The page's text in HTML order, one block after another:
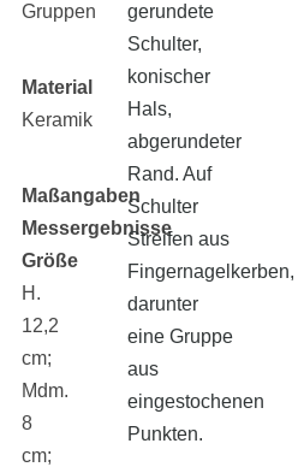
Gruppen
Material
Keramik
Maßangaben
Messergebnisse
Größe
H.
12,2
cm;
Mdm.
8
cm;
gerundete
Schulter,
konischer
Hals,
abgerundeter
Rand. Auf
Schulter
Streifen aus
Fingernagelkerben,
darunter
eine Gruppe
aus
eingestochenen
Punkten.